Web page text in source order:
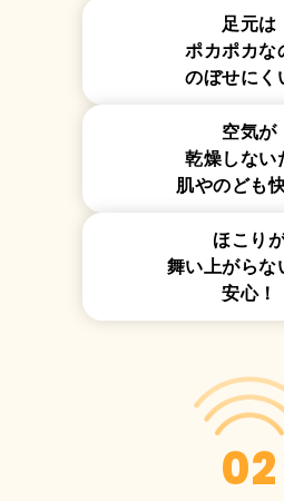
足元は
ポカポカな
のぼせにく
空気が
乾燥しない
肌やのども
ほこり
舞い上がらな
安心！
02